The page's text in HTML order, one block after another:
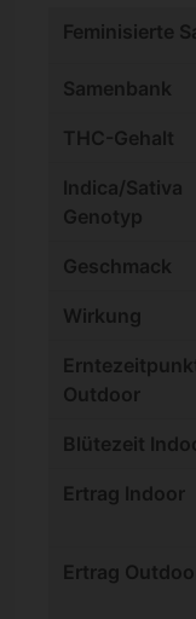
Feminisierte
Samenbank
THC-Gehalt
Indica/Sativa
Genotyp
Geschmack
Wirkung
Outdoor
Blütezeit
Ertrag Indoor
Ertrag